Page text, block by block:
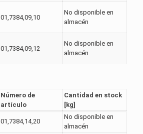
01,7384,09,10
No disponible en
almacén
01,7384,09,12
No disponible en
almacén
Número de
artículo
Cantidad en stock
[kg]
01,7384,14,20
No disponible en
almacén